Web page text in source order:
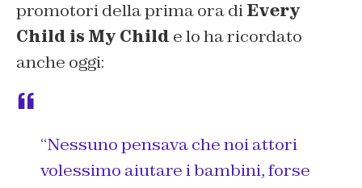
promotori della prima ora diEvery
Child is My Child e lo ha ricordato
anche oggi:
“Nessuno pensava che noi attori
volessimo aiutare i bambini, forse